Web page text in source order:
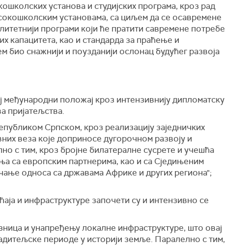
установа и студијских програма, кроз рад
установама, са циљем да се осавремене
програми који ће пратити савремене потребе
капацитета, као и стандарда за праћење и
био снажнији и поузданији ослонац будућег развоја
положај кроз интензивнију дипломатску
пријатељства.
Српском, кроз реализацију заједничких
веза које доприносе дугорочном развоју и
с тим, кроз бројне билатералне сусрете и учешћа
са европским партнерима, као и са Сједињеним
односа са државама Африке и других региона";
и инфраструктуре започети су и интензивно се
и унапређењу локалне инфраструктуре, што овај
периоде у историји земље. Паралелно с тим,